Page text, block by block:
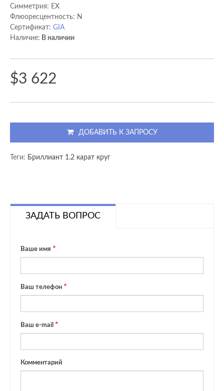
Cимметрия: EX
Флюоресцентность: N
Сертификат: GIA
Наличие: В наличии
$3 622
ДОБАВИТЬ К ЗАПРОСУ
Теги: Бриллиант 1.2 карат круг
ЗАДАТЬ ВОПРОС
Ваше имя
Ваш телефон
Ваш e-mail
Комментарий